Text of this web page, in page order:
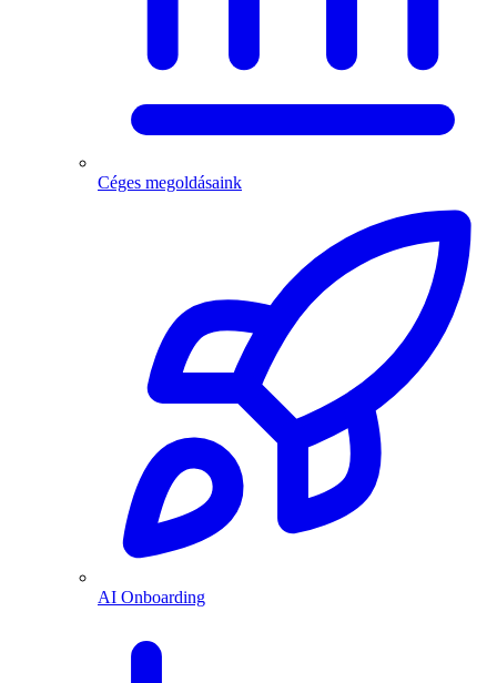
Céges megoldásaink
AI Onboarding